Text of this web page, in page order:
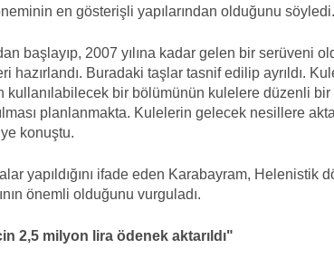
en gösterişli yapılarından olduğunu söyledi.
başlayıp, 2007 yılına kadar gelen bir serüveni
hazırlandı. Buradaki taşlar tasnif edilip ayrıldı.
kullanılabilecek bir bölümünün kulelere düzenli bir
planlanmakta. Kulelerin gelecek nesillere
konuştu.
yapıldığını ifade eden Karabayram, Helenistik
önemli olduğunu vurguladı.
2,5 milyon lira ödenek aktarıldı"